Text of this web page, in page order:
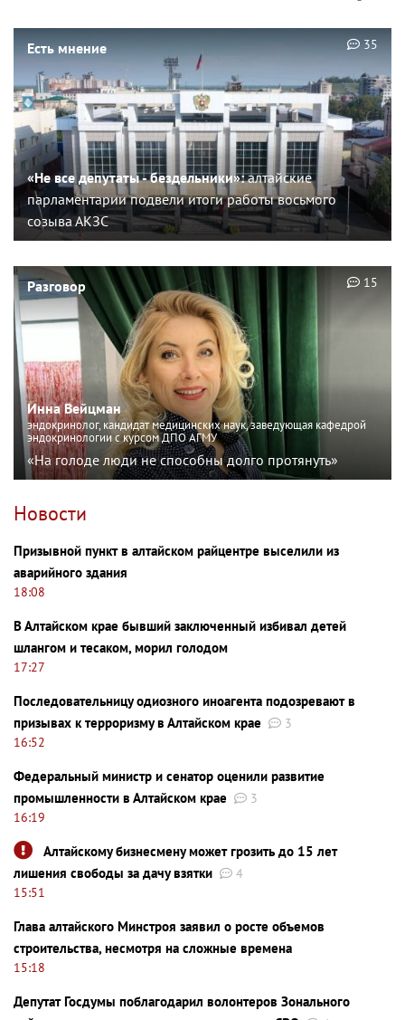
Есть мнение
«Не все депутаты - бездельники»:алтайские
парламентарии подвели итоги работы восьмого
созыва АКЗС
35
Разговор
Инна Вейцман
эндокринолог, кандидат медицинских наук, заведующая кафедрой
эндокринологии с курсом ДПО АГМУ
«На голоде люди не способны долго протянуть»
15
Новости
Призывной пункт в алтайском райцентре выселили из
аварийного здания
18:08
В Алтайском крае бывший заключенный избивал детей
шлангом и тесаком, морил голодом
17:27
Последовательницу одиозного иноагента подозревают в
призывах к терроризму в Алтайском крае
3
16:52
Федеральный министр и сенатор оценили развитие
промышленности в Алтайском крае
3
16:19
Алтайскому бизнесмену может грозить до 15 лет
лишения свободы за дачу взятки
4
15:51
Глава алтайского Минстроя заявил о росте объемов
строительства, несмотря на сложные времена
15:18
Депутат Госдумы поблагодарил волонтеров Зонального